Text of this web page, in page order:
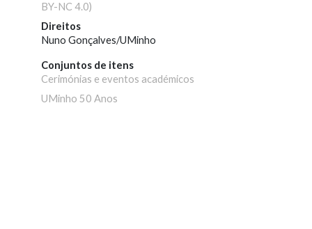
BY-NC 4.0)
Direitos
Nuno Gonçalves/UMinho
Conjuntos de itens
Cerimónias e eventos académicos
UMinho 50 Anos